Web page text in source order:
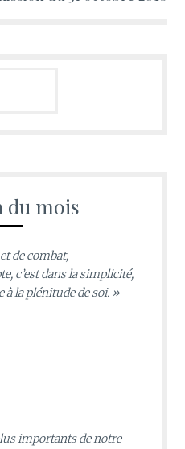
du mois
de combat,
c’est dans la simplicité,
à la plénitude de soi. »
importants de notre